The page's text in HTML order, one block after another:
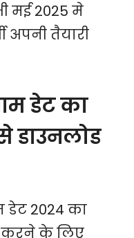
मई 2025 मे
अपनी तैयारी
डेट का
डेट 2024 का
करने के लिए